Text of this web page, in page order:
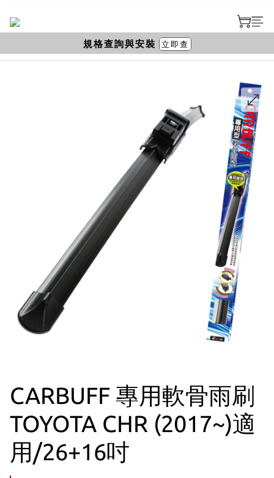
CARBUFF 專用軟骨雨刷
TOYOTA CHR (2017~)適
用/26+16吋
規格查詢與安裝 立即查